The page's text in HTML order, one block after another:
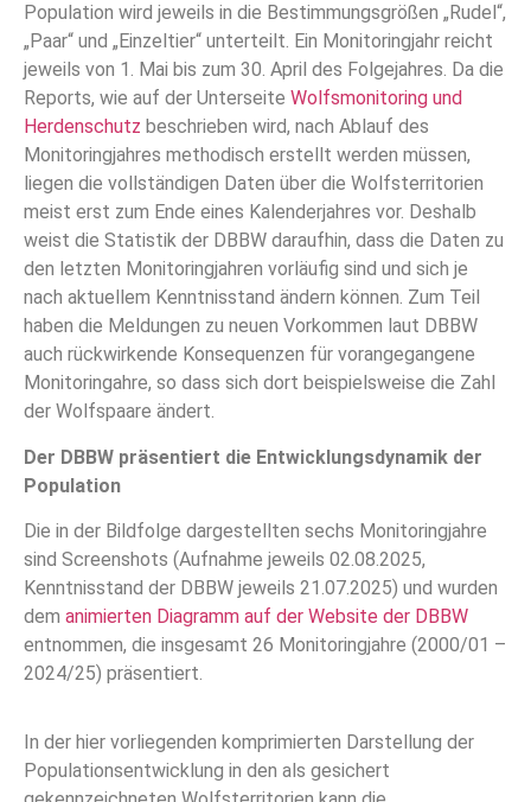
Population wird jeweils in die Bestimmungsgrößen „Rudel“,
„Paar“ und „Einzeltier“ unterteilt. Ein Monitoringjahr reicht
jeweils von 1. Mai bis zum 30. April des Folgejahres. Da die
Reports, wie auf der Unterseite Wolfsmonitoring und
Herdenschutz beschrieben wird, nach Ablauf des
Monitoringjahres methodisch erstellt werden müssen,
liegen die vollständigen Daten über die Wolfsterritorien
meist erst zum Ende eines Kalenderjahres vor. Deshalb
weist die Statistik der DBBW daraufhin, dass die Daten zu
den letzten Monitoringjahren vorläufig sind und sich je
nach aktuellem Kenntnisstand ändern können. Zum Teil
haben die Meldungen zu neuen Vorkommen laut DBBW
auch rückwirkende Konsequenzen für vorangegangene
Monitoringahre, so dass sich dort beispielsweise die Zahl
der Wolfspaare ändert.
Der DBBW präsentiert die Entwicklungsdynamik der
Population
Die in der Bildfolge dargestellten sechs Monitoringjahre
sind Screenshots (Aufnahme jeweils 02.08.2025,
Kenntnisstand der DBBW jeweils 21.07.2025) und wurden
dem animierten Diagramm auf der Website der DBBW
entnommen, die insgesamt 26 Monitoringjahre (2000/01 –
2024/25) präsentiert.
In der hier vorliegenden komprimierten Darstellung der
Populationsentwicklung in den als gesichert